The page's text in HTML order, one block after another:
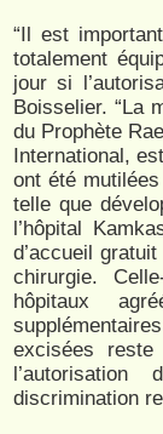
“Il est
totalement
jour si
Boisselier. “La
du Prophète
International,
ont été
telle que
l’hôpital
d’accueil
chirurgie.
hôpitaux
excisées
discrimination